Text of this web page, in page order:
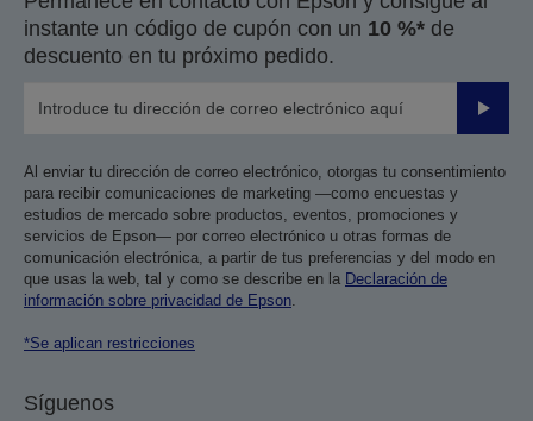
instante un código de cupón con un 10 %* de
descuento en tu próximo pedido.
Enviar
Al enviar tu dirección de correo electrónico, otorgas tu consentimiento
para recibir comunicaciones de marketing —como encuestas y
estudios de mercado sobre productos, eventos, promociones y
servicios de Epson— por correo electrónico u otras formas de
comunicación electrónica, a partir de tus preferencias y del modo en
que usas la web, tal y como se describe en la Declaración de
información sobre privacidad de Epson.
*Se aplican restricciones
Síguenos